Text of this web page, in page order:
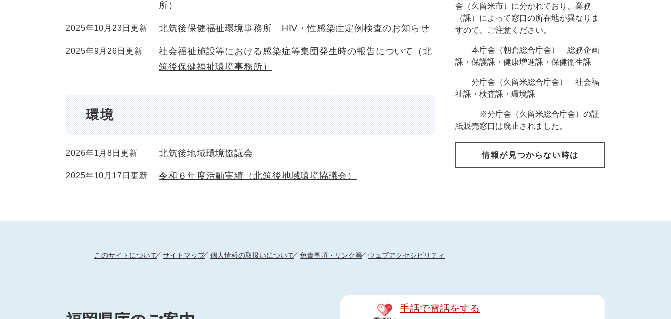
所）
2025年10月23日更新 北筑後保健福祉環境事務所 HIV・性感染症定例検査のお知らせ
2025年9月26日更新
社会福祉施設等における感染症等集団発生時の報告について（北
筑後保健福祉環境事務所）
環境
2026年1月8日更新 北筑後地域環境協議会
2025年10月17日更新 令和６年度活動実績（北筑後地域環境協議会）
舎（久留米市）に分かれており、業務
（課）によって窓口の所在地が異なりま
すので、ご注意ください。
本庁舎（朝倉総合庁舎） 総務企画
課・保護課・健康増進課・保健衛生課
分庁舎（久留米総合庁舎） 社会福
祉課・検査課・環境課
※分庁舎（久留米総合庁舎）の証
紙販売窓口は廃止されました。
情報が見つからない時は
このサイトについて サイトマップ 個人情報の取扱いについて 免責事項・リンク等 ウェブアクセシビリティ
手話で電話をする